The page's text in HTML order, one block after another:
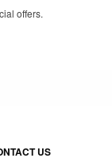
offers.
US